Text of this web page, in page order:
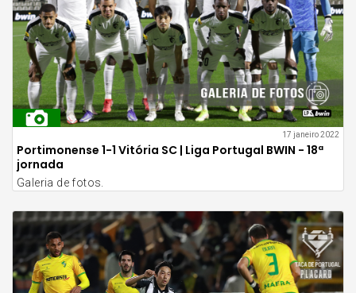
17 janeiro 2022
Portimonense 1-1 Vitória SC | Liga Portugal BWIN - 18ª
jornada
Galeria de fotos.